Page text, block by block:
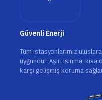
Güvenli Enerji
Tüm istasyonlarımız
uygundur. Aşırı ısınma,
karşı gelişmiş koruma